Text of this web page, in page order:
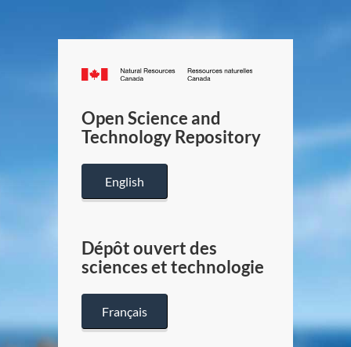
Canada.ca
/
Canada
Open Science and
Technology Repository
English
Dépôt ouvert des
sciences et technologie
Français